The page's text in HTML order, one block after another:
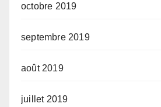
octobre 2019
septembre 2019
août 2019
juillet 2019